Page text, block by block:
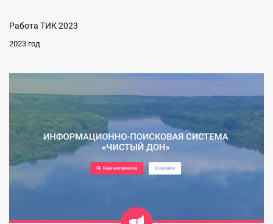
Работа ТИК 2023
2023 год